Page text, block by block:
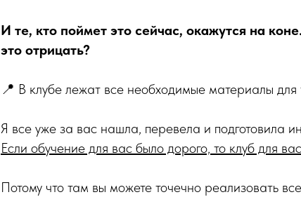
И те, кто поймет это сейчас, окажутся на
это отрицать?
📍 В клубе лежат все необходимые материалы для
Я все уже за вас нашла, перевела и подготовила
Если обучение для вас было дорого, то клуб для
Потому что там вы можете точечно реализовать